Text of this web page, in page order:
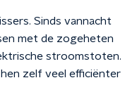
Sinds vannacht
met de zogeheten
stroomstoten.
zelf veel efficiënter